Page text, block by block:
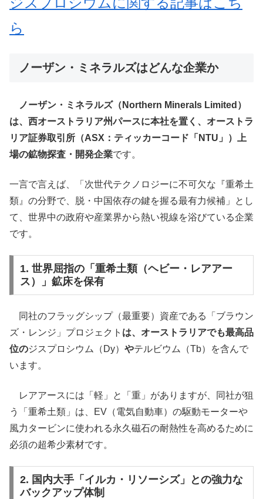
ら
ノーザン・ミネラルズはどんな企業か
ノーザン・ミネラルズ（Northern Minerals Limited）
は、西オーストラリア州パースに本社を置く、オーストラ
リア証券取引所（ASX：ティッカーコード「NTU」）上
場の鉱物探査・開発企業です。
一言で言えば、「次世代テクノロジーに不可欠な『重希土
類』の分野で、脱・中国依存の鍵を握る最有力候補」とし
て、世界中の政府や産業界から熱い視線を浴びている企業
です。
1. 世界屈指の「重希土類（ヘビー・レアアー
ス）」鉱床を保有
同社のフラッグシップ（最重要）資産である「ブラウン
ズ・レンジ」プロジェクト は、オーストラリアでも最高品
位のジスプロシウム（Dy） やテルビウム（Tb）を含んで
います。
レアアースには「軽」と「重」がありますが、同社が狙
う「重希土類」は、EV（電気自動車）の駆動モーターや
風力タービンに使われる永久磁石の耐熱性を高めるために
必須の超希少素材です。
2. 国内大手「イルカ・リソーシズ」との強力な
バックアップ体制